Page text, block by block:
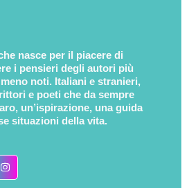
nasce per il piacere di
i pensieri degli autori più
noti. Italiani e stranieri,
e poeti che da sempre
un’ispirazione, una guida
situazioni della vita.